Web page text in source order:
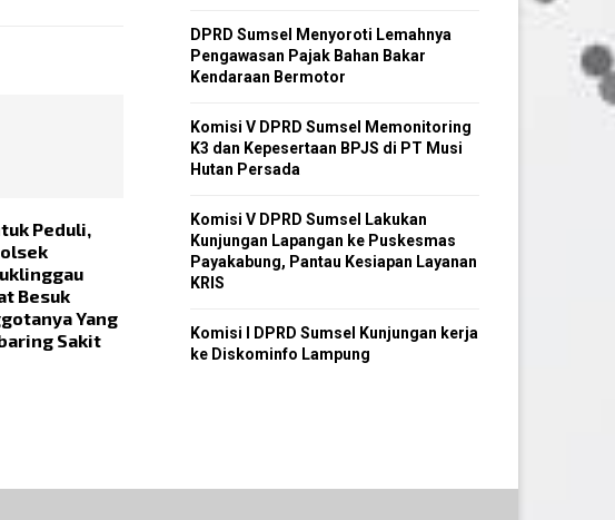
Peduli,
Besuk
Yang
Sakit
DPRD Sumsel Menyoroti Lemahnya
Pengawasan Pajak Bahan Bakar
Kendaraan Bermotor
Komisi V DPRD Sumsel Memonitoring
K3 dan Kepesertaan BPJS di PT Musi
Hutan Persada
Komisi V DPRD Sumsel Lakukan
Kunjungan Lapangan ke Puskesmas
Payakabung, Pantau Kesiapan Layanan
KRIS
Komisi I DPRD Sumsel Kunjungan kerja
ke Diskominfo Lampung